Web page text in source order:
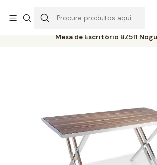
Mesa de Escritório BZ511